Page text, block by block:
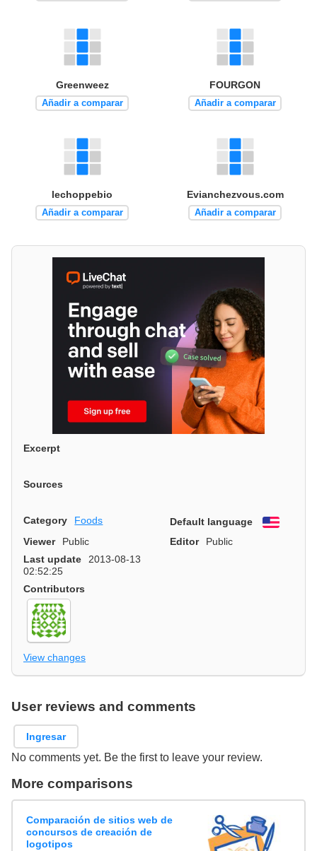
Greenweez
Añadir a comparar
FOURGON
Añadir a comparar
lechoppebio
Añadir a comparar
Evianchezvous.com
Añadir a comparar
Excerpt
Sources
Category Foods Default language
English
Viewer
Public Editor
Public
Last update
2013-08-13
02:52:25
Contributors
View changes
User reviews and comments
Ingresar
No comments yet. Be the first to leave your review.
More comparisons
Comparación de sitios web de
concursos de creación de
logotipos